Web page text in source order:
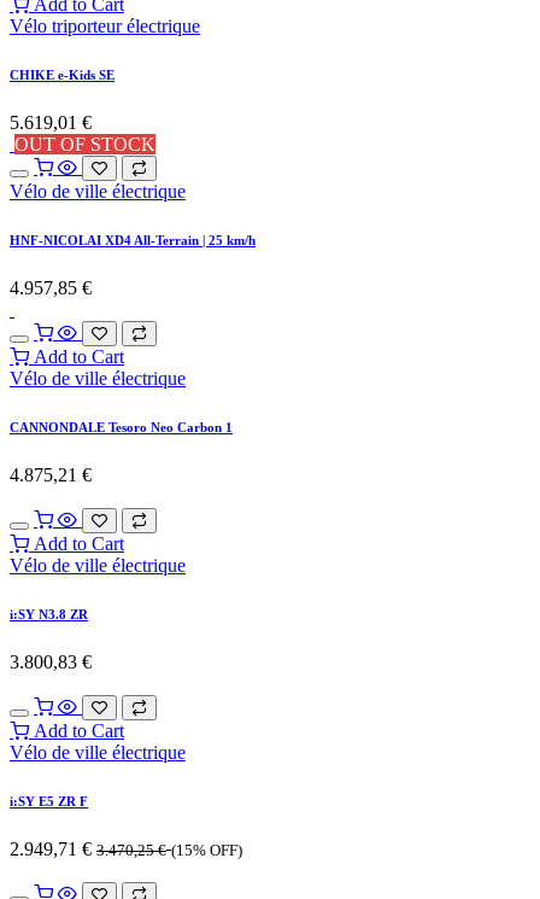
Add to Cart
Vélo triporteur électrique
CHIKE e-Kids SE
5.619,01 €
OUT OF STOCK
Vélo de ville électrique
HNF-NICOLAI XD4 All-Terrain | 25 km/h
4.957,85 €
Add to Cart
Vélo de ville électrique
CANNONDALE Tesoro Neo Carbon 1
4.875,21 €
Add to Cart
Vélo de ville électrique
i:SY N3.8 ZR
3.800,83 €
Add to Cart
Vélo de ville électrique
i:SY E5 ZR F
2.949,71 € 3.470,25€ (15% OFF)